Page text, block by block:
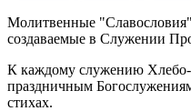
Молитвенные
создаваемые в Служении
К каждому служению Хлебо-
праздничным
стихах.